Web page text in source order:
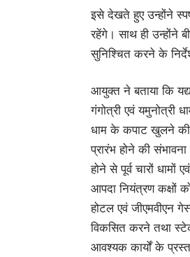
इसे देखते हुए उन्होंने
रहेंगे। साथ ही उन्होंने
सुनिश्चित करने के
आयुक्त ने बताया कि
गंगोत्री एवं यमुनोत्री
धाम के कपाट खुलने की
प्रारंभ होने की
होने से पूर्व चारों धामों
आपदा नियंत्रण कक्षों
होटल एवं जीएमवीएन
विकसित करने तथा
आवश्यक कार्यों के